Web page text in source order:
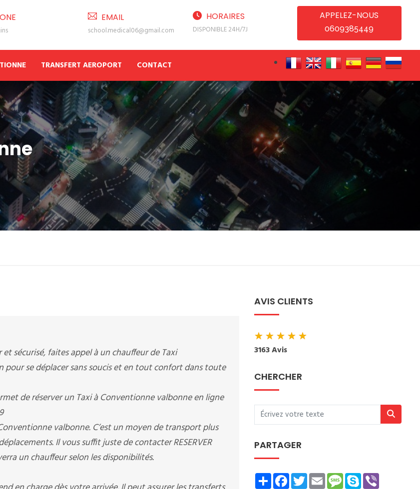
EMAIL
school.medical06@gmail.com
HORAIRES
DISPONIBLE 24H/7J
APPELEZ-NOUS
0609385449
TRANSFERT AEROPORT CONTACT
sécurisé, faites appel à un chauffeur de Taxi
pour se déplacer sans soucis et en tout confort dans toute
de réserver un Taxi à Conventionne valbonne en ligne
valbonne. C’est un moyen de transport plus
Il vous suffit juste de contacter RESERVER
un chauffeur selon les disponibilités.
AVIS CLIENTS
★★★★★
3163 Avis
CHERCHER
PARTAGER
ShareFacebookTwitterEmailMessage
Skype